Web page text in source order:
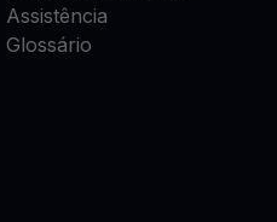
Assistência
Glossário